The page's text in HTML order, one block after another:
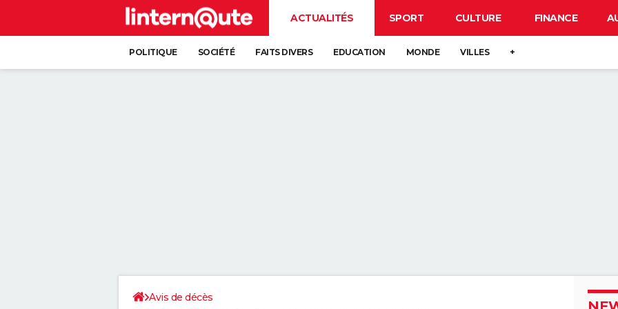
ACTUALITÉS SPORT CULTURE FINANCE
POLITIQUE SOCIÉTÉ FAITS DIVERS EDUCATION MONDE VILLES +
Avis de décès